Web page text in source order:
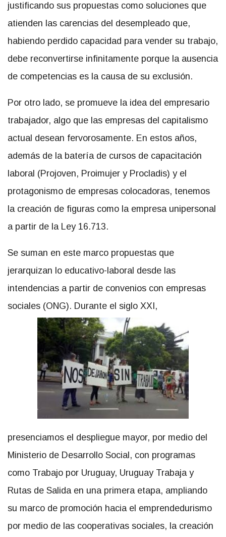
justificando sus propuestas como soluciones que
atienden las carencias del desempleado que,
habiendo perdido capacidad para vender su trabajo,
debe reconvertirse infinitamente porque la ausencia
de competencias es la causa de su exclusión.
Por otro lado, se promueve la idea del empresario
trabajador, algo que las empresas del capitalismo
actual desean fervorosamente. En estos años,
además de la batería de cursos de capacitación
laboral (Projoven, Proimujer y Procladis) y el
protagonismo de empresas colocadoras, tenemos
la creación de figuras como la empresa unipersonal
a partir de la Ley 16.713.
Se suman en este marco propuestas que
jerarquizan lo educativo-laboral desde las
intendencias a partir de convenios con empresas
sociales (ONG). Durante el siglo XXI,
presenciamos el despliegue mayor, por medio del
Ministerio de Desarrollo Social, con programas
como Trabajo por Uruguay, Uruguay Trabaja y
Rutas de Salida en una primera etapa, ampliando
su marco de promoción hacia el emprendedurismo
por medio de las cooperativas sociales, la creación